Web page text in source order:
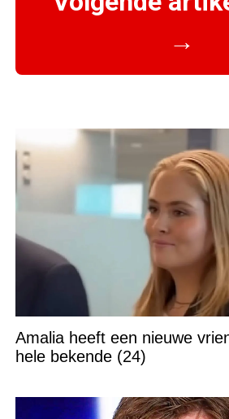
→
Amalia heeft een nieuwe
hele bekende (24)